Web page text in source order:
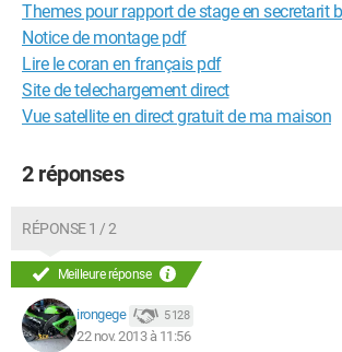
Themes pour rapport de stage en secretarit
Notice de montage pdf
Lire le coran en français pdf
Site de telechargement direct
Vue satellite en direct gratuit de ma maison
2 réponses
RÉPONSE 1 / 2
Meilleure réponse
irongege 5 128
22 nov. 2013 à 11:56